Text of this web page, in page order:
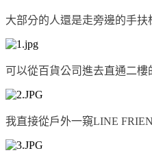
大部分的人還是走旁邊的手扶
可以從百貨公司進去直通二樓
我直接從戶外一窺LINE